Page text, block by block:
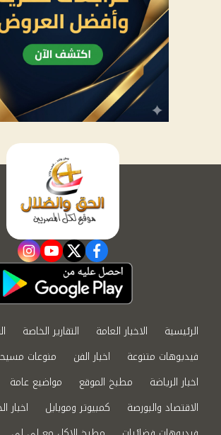
facebook
twitter
youtube
الرئيسية الاخبار العامة التقارير الخاصة
فيديوهات متنوعة
اخبار الفن
منوعات
اخبار الرياضة
مطبخ الموقع
مواضيع عامة
الاقتصاد والبورصة
كمبيوتر وموبايل
اخبار